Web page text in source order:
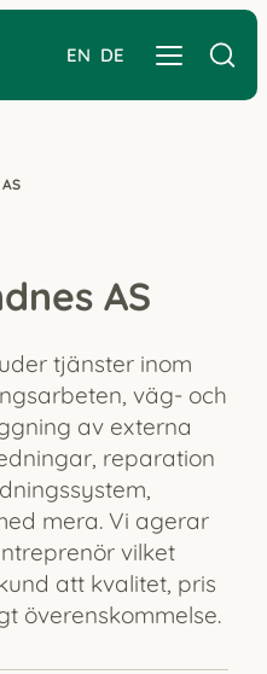
EN DE
AS
tjänster inom
väg- och
av externa
reparation
mera. Vi agerar
vilket
att kvalitet, pris
överenskommelse.